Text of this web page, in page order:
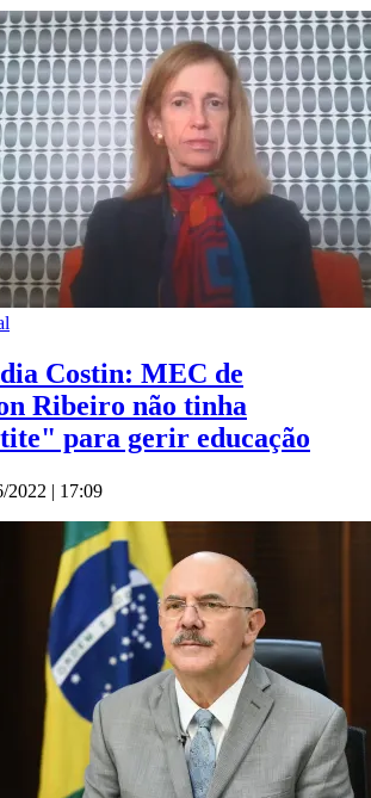
Costin: MEC de
Ribeiro não tinha
para gerir educação
2022 | 17:09